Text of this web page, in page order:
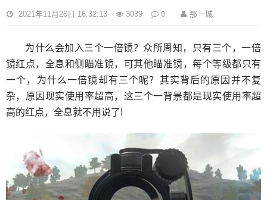
2021年11月26日 16:32:13 3039 0 那一城
为什么会加入三个一倍镜？众所周知，只有三个，一倍
镜红点，全息和侧瞄准镜，可其他瞄准镜，每个等级都只有
一个，为什么一倍镜却有三个呢？其实背后的原因并不复
杂，原因现实使用率超高，这三个一背景都是现实使用率超
高的红点，全息就不用说了!